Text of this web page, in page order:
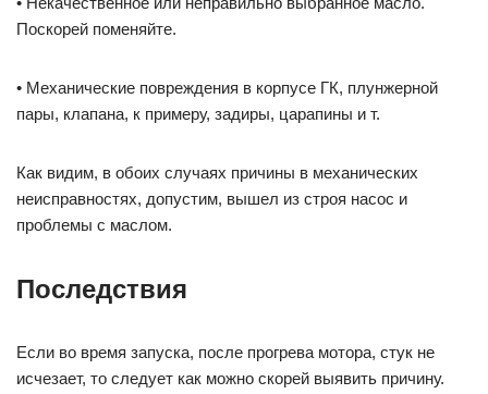
Поскорей поменяйте.
• Механические повреждения в корпусе ГК, плунжерной
пары, клапана, к примеру, задиры, царапины и т.
Как видим, в обоих случаях причины в механических
неисправностях, допустим, вышел из строя насос и
проблемы с маслом.
Последствия
Если во время запуска, после прогрева мотора, стук не
исчезает, то следует как можно скорей выявить причину.